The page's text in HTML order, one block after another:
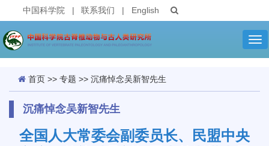
中国科学院 | 联系我们 | English
首页 >> 专题 >> 沉痛悼念吴新智先生
沉痛悼念吴新智先生
全国人大常委会副委员长、民盟中央